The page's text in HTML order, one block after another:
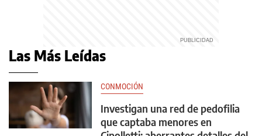
Las Más Leídas
CONMOCIÓN
Investigan una red de pedofilia
que captaba menores en